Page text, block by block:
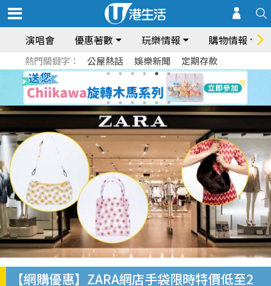
演唱會 優惠著數 玩樂情報 購物情報
熱門關鍵字： 公屋熱話 娛樂新聞 定期存款
【網購優惠】ZARA網店手袋限時特價低至2